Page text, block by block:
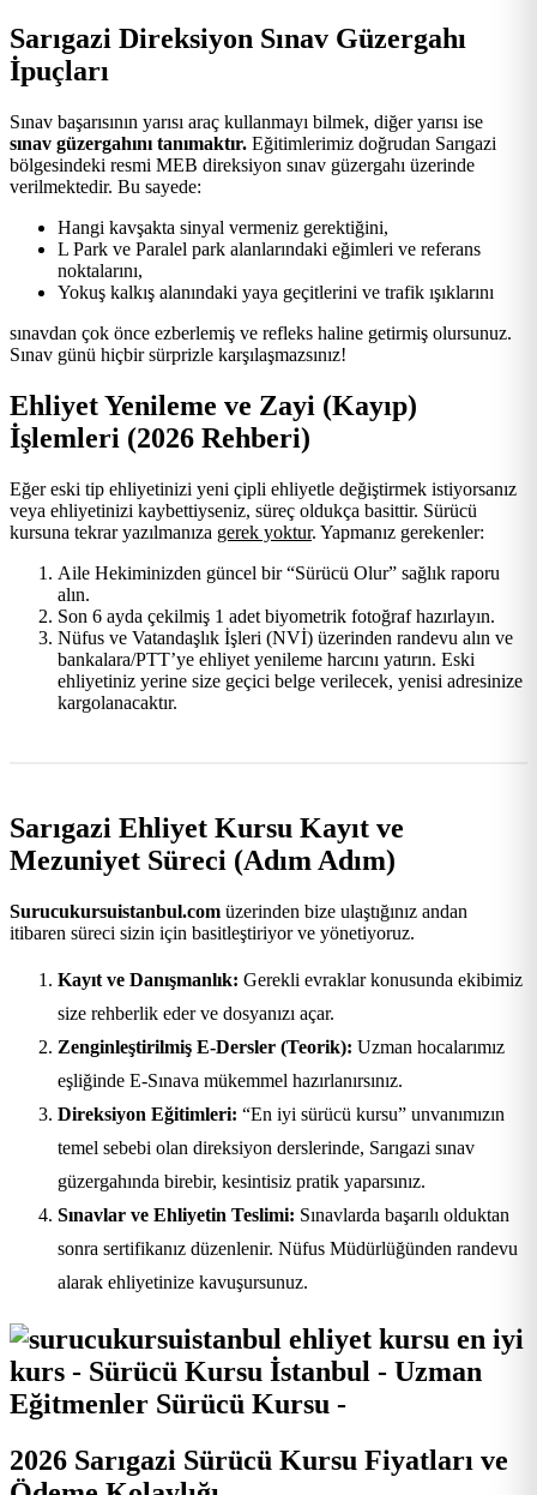
Sarıgazi Direksiyon Sınav Güzergahı
İpuçları
Sınav başarısının yarısı araç kullanmayı bilmek, diğer yarısı ise
sınav güzergahını tanımaktır. Eğitimlerimiz doğrudan Sarıgazi
bölgesindeki resmi MEB direksiyon sınav güzergahı üzerinde
verilmektedir. Bu sayede:
Hangi kavşakta sinyal vermeniz gerektiğini,
L Park ve Paralel park alanlarındaki eğimleri ve referans
noktalarını,
Yokuş kalkış alanındaki yaya geçitlerini ve trafik ışıklarını
sınavdan çok önce ezberlemiş ve refleks haline getirmiş olursunuz.
Sınav günü hiçbir sürprizle karşılaşmazsınız!
Ehliyet Yenileme ve Zayi (Kayıp)
İşlemleri (2026 Rehberi)
Eğer eski tip ehliyetinizi yeni çipli ehliyetle değiştirmek istiyorsanız
veya ehliyetinizi kaybettiyseniz, süreç oldukça basittir. Sürücü
kursuna tekrar yazılmanıza gerek yoktur. Yapmanız gerekenler:
Aile Hekiminizden güncel bir “Sürücü Olur” sağlık raporu
alın.
Son 6 ayda çekilmiş 1 adet biyometrik fotoğraf hazırlayın.
Nüfus ve Vatandaşlık İşleri (NVİ) üzerinden randevu alın ve
bankalara/PTT’ye ehliyet yenileme harcını yatırın. Eski
ehliyetiniz yerine size geçici belge verilecek, yenisi adresinize
kargolanacaktır.
Sarıgazi Ehliyet Kursu Kayıt ve
Mezuniyet Süreci (Adım Adım)
Surucukursuistanbul.com üzerinden bize ulaştığınız andan
itibaren süreci sizin için basitleştiriyor ve yönetiyoruz.
Kayıt ve Danışmanlık: Gerekli evraklar konusunda ekibimiz
size rehberlik eder ve dosyanızı açar.
Zenginleştirilmiş E-Dersler (Teorik): Uzman hocalarımız
eşliğinde E-Sınava mükemmel hazırlanırsınız.
Direksiyon Eğitimleri: “En iyi sürücü kursu” unvanımızın
temel sebebi olan direksiyon derslerinde, Sarıgazi sınav
güzergahında birebir, kesintisiz pratik yaparsınız.
Sınavlar ve Ehliyetin Teslimi: Sınavlarda başarılı olduktan
sonra sertifikanız düzenlenir. Nüfus Müdürlüğünden randevu
alarak ehliyetinize kavuşursunuz.
2026 Sarıgazi Sürücü Kursu Fiyatları ve